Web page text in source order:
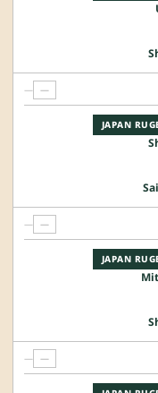
JAPAN
— —
JAPAN
— —
— —